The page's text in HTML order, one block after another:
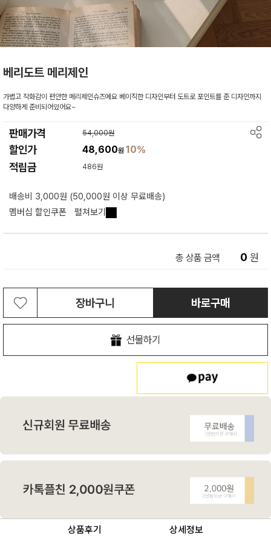
베리도트 메리제인
가볍고 착화감이 편안한 메리제인슈즈에요 베이직한 디자인부터 도트로 포인트를 준 디자인까지
다양하게 준비되어있어요~
판매가격 54,000원
할인가 48,600원10%
적립금 486원
배송비 3,000원 (50,000원 이상 무료배송)
멤버십 할인쿠폰
펼쳐보기
총 상품 금액 0 원
장바구니 바로구매
선물하기
상품후기 상세정보